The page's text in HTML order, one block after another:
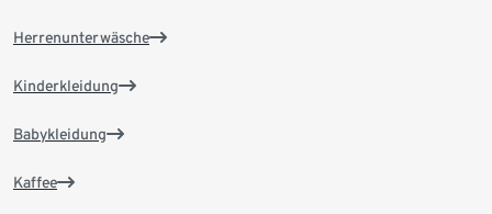
Herrenunterwäsche
Kinderkleidung
Babykleidung
Kaffee